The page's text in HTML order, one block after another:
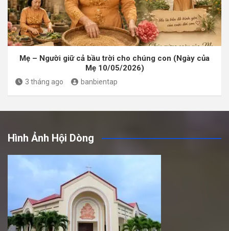
Mẹ – Người giữ cả bầu trời cho chúng con (Ngày của
Mẹ 10/05/2026)
3 tháng ago banbientap
Hình Ảnh Hội Dòng